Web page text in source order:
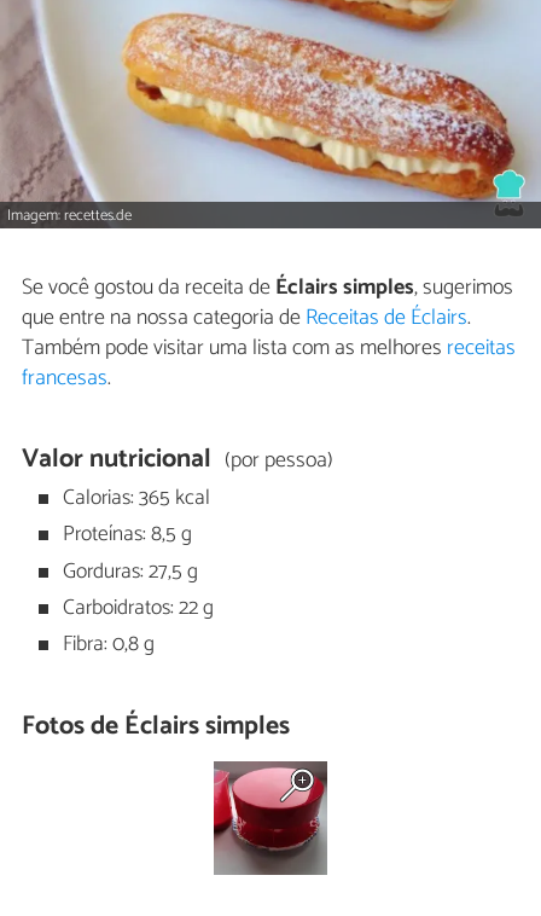
Imagem: recettes.de
Se você gostou da receita deÉclairs simples, sugerimos
que entre na nossa categoria deReceitas de Éclairs.
Também pode visitar uma lista com as melhores receitas
francesas.
Valor nutricional (por pessoa)
Calorias: 365 kcal
Proteínas: 8,5 g
Gorduras: 27,5 g
Carboidratos: 22 g
Fibra: 0,8 g
Fotos de Éclairs simples